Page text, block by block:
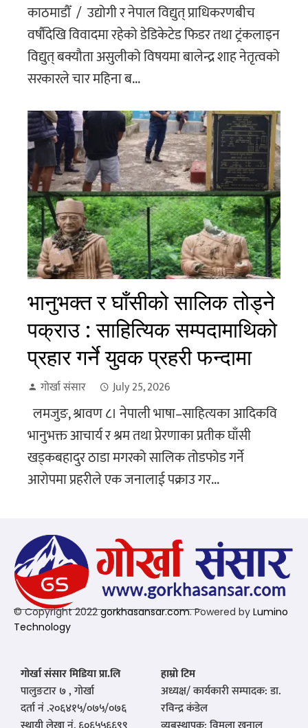
काठमाडौँ / उद्योगी र नेपाल विद्युत् प्राधिकरणबीच
वर्षौंदेखि विवादमा रहेको डेडिकेटेड फिडर तथा ट्रंकलाइन
विद्युत् बक्यौता असुलीको विषयमा बालेन्द्र शाह नेतृत्वको
सरकारले चार महिना ब...
भानुभक्त र घाँसीको सालिक तोड्ने
पक्राउ : साहित्यिक सम्पदामाथिको
प्रहार गर्ने युवक प्रहरी फन्दामा
गोर्खा संसार July 25, 2026
लमजुङ, श्रावण ८। नेपाली भाषा–साहित्यका आदिकवि
भानुभक्त आचार्य र श्रम तथा प्रेरणाका प्रतीक घाँसी
खड्कबहादुर ठाडा मगरको सालिक तोडफोड गर्ने
आरोपमा प्रहरीले एक जनालाई पक्राउ गर...
© Copyright 2022gorkhasansar.com. Powered by Lumino
Technology
गोर्खा संसार मिडिया प्रा.लि
पालुङटार ७ , गोर्खा
दर्ता नं .२०६४१५/०७५/०७६
हाम्रो टिम
अध्यक्ष/ कार्यकारी सम्पादक: डा.
रविन्द्र कंडेल